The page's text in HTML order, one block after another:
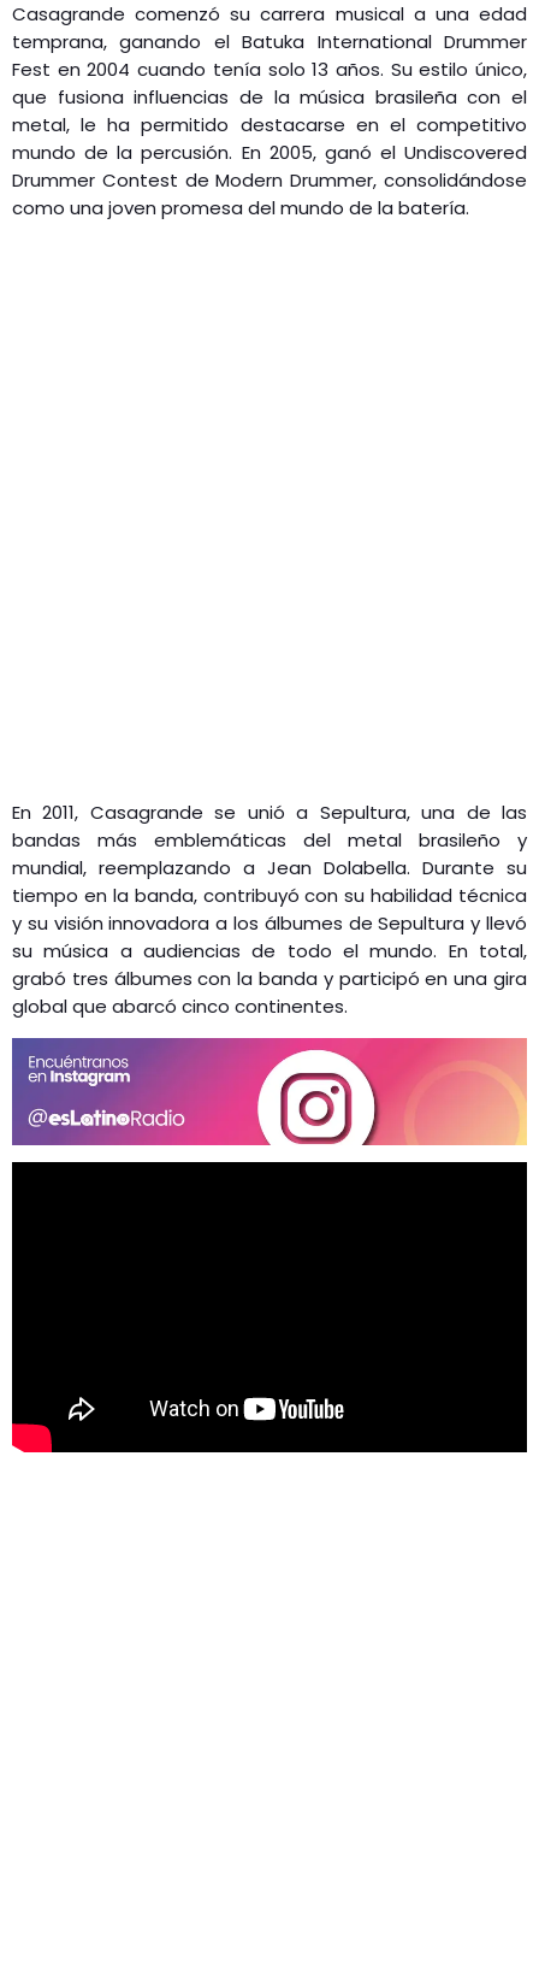
Casagrande comenzó su carrera musical a una edad
temprana, ganando el Batuka International Drummer
Fest en 2004 cuando tenía solo 13 años. Su estilo único,
que fusiona influencias de la música brasileña con el
metal, le ha permitido destacarse en el competitivo
mundo de la percusión. En 2005, ganó el Undiscovered
Drummer Contest de Modern Drummer, consolidándose
como una joven promesa del mundo de la batería.
En 2011, Casagrande se unió a Sepultura, una de las
bandas más emblemáticas del metal brasileño y
mundial, reemplazando a Jean Dolabella. Durante su
tiempo en la banda, contribuyó con su habilidad técnica
y su visión innovadora a los álbumes de Sepultura y llevó
su música a audiencias de todo el mundo. En total,
grabó tres álbumes con la banda y participó en una gira
global que abarcó cinco continentes.